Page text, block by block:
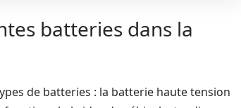
batteries dans la
de batteries : la batterie haute tension